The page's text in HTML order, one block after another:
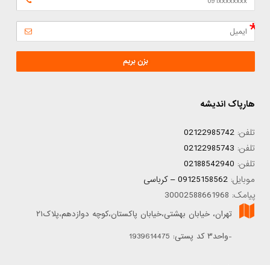
بزن بریم
هارپاک اندیشه
تلفن: 02122985742
تلفن: 02122985743
تلفن: 02188542940
موبایل: 09125158562 – کرباسی
پیامک: 30002588661968
تهران، خیابان بهشتی،خیابان پاکستان،کوچه دوازدهم،پلاک۲۱
-واحد۳ کد پستی: 1939614475